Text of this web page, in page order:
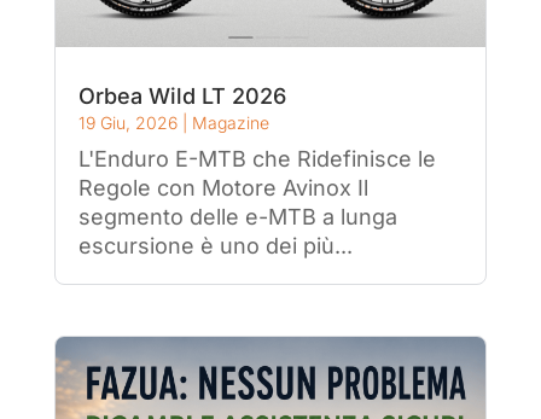
Orbea Wild LT 2026
19 Giu, 2026| Magazine
L'Enduro E-MTB che Ridefinisce le
Regole con Motore Avinox Il
segmento delle e-MTB a lunga
escursione è uno dei più...